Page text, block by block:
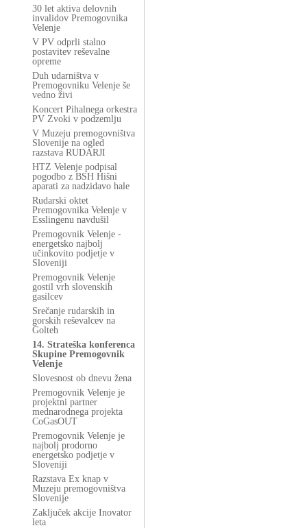
30 let aktiva delovnih
invalidov Premogovnika
Velenje
V PV odprli stalno
postavitev reševalne
opreme
Duh udarništva v
Premogovniku Velenje še
vedno živi
Koncert Pihalnega orkestra
PV Zvoki v podzemlju
V Muzeju premogovništva
Slovenije na ogled
razstava RUDARJI
HTZ Velenje podpisal
pogodbo z BSH Hišni
aparati za nadzidavo hale
Rudarski oktet
Premogovnika Velenje v
Esslingenu navdušil
Premogovnik Velenje -
energetsko najbolj
učinkovito podjetje v
Sloveniji
Premogovnik Velenje
gostil vrh slovenskih
gasilcev
Srečanje rudarskih in
gorskih reševalcev na
Golteh
14. Strateška konferenca
Skupine Premogovnik
Velenje
Slovesnost ob dnevu žena
Premogovnik Velenje je
projektni partner
mednarodnega projekta
CoGasOUT
Premogovnik Velenje je
najbolj prodorno
energetsko podjetje v
Sloveniji
Razstava Ex knap v
Muzeju premogovništva
Slovenije
Zaključek akcije Inovator
leta